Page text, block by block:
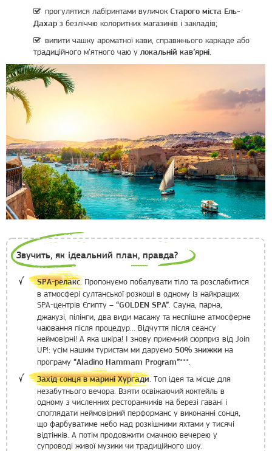
прогулятися лабіринтами вуличок Старого міста Ель-
Дахар з безліччю колоритних магазинів і закладів;
випити чашку ароматної кави, справжнього каркаде або
традиційного м’ятного чаю у локальній кав’ярні
Звучить, як ідеальний план, правда?
SPA-релакс. Пропонуємо побалувати тіло та розслабитися
в атмосфері султанської розкоші в одному із найкращих
SPA-центрів Єгипту – “GOLDEN SPA” . Сауна, парна,
джакузі, пілінги, два види масажу та неспішне атмосферне
чаювання після процедур… Відчуття після сеансу
неймовірні! А яка шкіра! І знову приємний сюрприз від Join
UP!: усім нашим туристам ми даруємо 50% знижки на
програму “Aladino Hammam Program”***.
Захід сонця в марині Хургади. Топ ідея та місце для
незабутнього вечора. Взяти освіжаючий коктейль в
одному з численних ресторанчиків на березі гавані і
споглядати неймовірний перформанс у виконанні сонця,
що фарбуватиме небо над розкішними яхтами у тисячі
відтінків. А потім продовжити смачною вечерею у
супроводі живої музики чи традиційного шоу.